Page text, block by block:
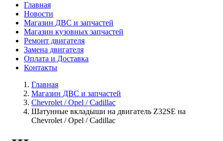
Главная
Новости
Магазин ДВС и запчастей
Магазин кузовных запчастей
Ремонт двигателя
Замена двигателя
Оплата и Доставка
Контакты
Главная
Магазин ДВС и запчастей
Chevrolet / Opel / Cadillac
Шатунные вкладыши на двигатель Z32SE на
Chevrolet / Opel / Cadillac